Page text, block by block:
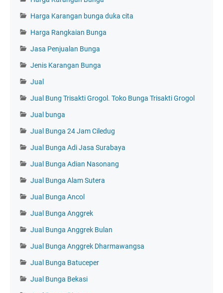
Harga Karangan bunga duka cita
Harga Rangkaian Bunga
Jasa Penjualan Bunga
Jenis Karangan Bunga
Jual
Jual Bung Trisakti Grogol. Toko Bunga Trisakti Grogol
Jual bunga
Jual Bunga 24 Jam Ciledug
Jual Bunga Adi Jasa Surabaya
Jual Bunga Adian Nasonang
Jual Bunga Alam Sutera
Jual Bunga Ancol
Jual Bunga Anggrek
Jual Bunga Anggrek Bulan
Jual Bunga Anggrek Dharmawangsa
Jual Bunga Batuceper
Jual Bunga Bekasi